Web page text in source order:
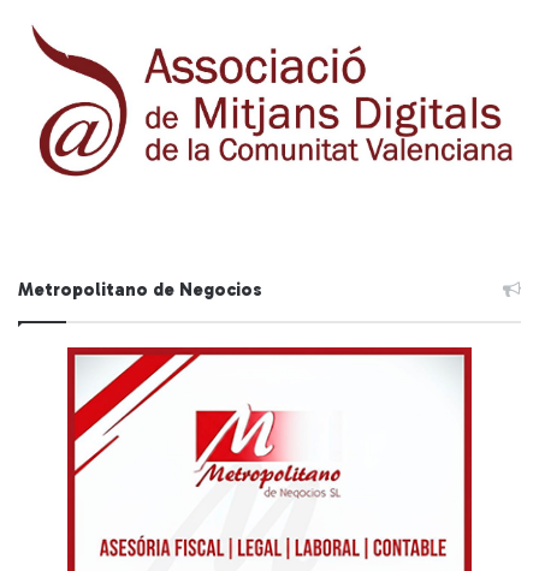
Metropolitano de Negocios